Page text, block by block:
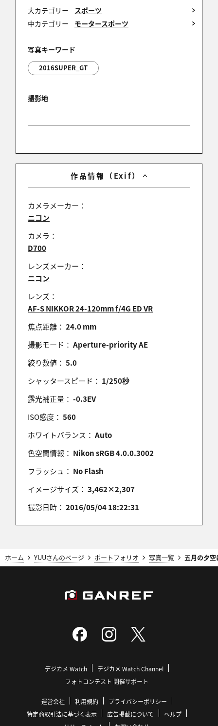
大カテゴリー
スポーツ
中カテゴリー
モータースポーツ
写真キーワード
2016SUPER_GT
撮影地
作品情報（Exif）
カメラメーカー：
ニコン
カメラ：
D700
レンズメーカー：
ニコン
レンズ：
AF-S NIKKOR 24-120mm f/4G ED VR
焦点距離： 24.0 mm
撮影モード： Aperture-priority AE
絞り数値： 5.0
シャッタースピード： 1/250秒
露光補正量： -0.3EV
ISO感度： 560
ホワイトバランス： Auto
色空間情報： Nikon sRGB 4.0.0.3002
フラッシュ： No Flash
イメージサイズ： 3,462×2,307
撮影日時： 2016/05/04 18:22:31
ホーム YUUさんのページ ポートフォリオ 写真一覧 五月の夕
デジカメ Watch
デジカメ Watch Channel
フォトコンテスト 開催サポート
運営会社 利用規約
プライバシーポリシー
特定商取引法に基づく表示
広告掲載について
ヘルプ